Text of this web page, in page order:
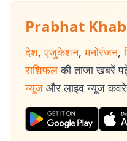
Prabhat
देश, एजुकेशन, मनोरंजन,
राशिफल की ताजा खबरें
न्यूज और लाइव न्यूज